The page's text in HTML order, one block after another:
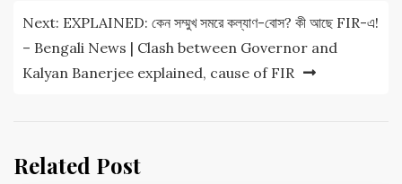
Next: EXPLAINED: কেন সম্মুখ সমরে কল্যাণ-বোস? কী আছে FIR-এ!
– Bengali News | Clash between Governor and
Kalyan Banerjee explained, cause of FIR
Related Post